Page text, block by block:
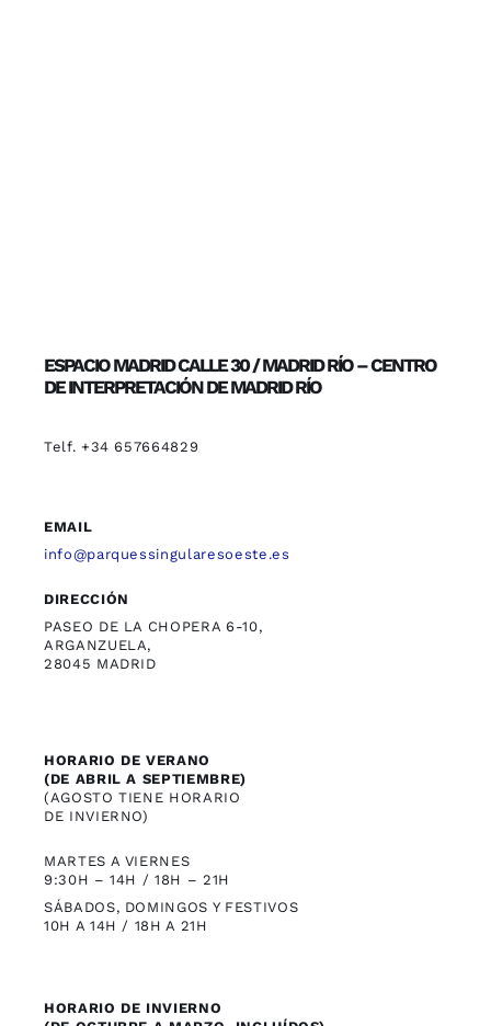
ESPACIO MADRID CALLE 30 / MADRID RÍO – CENTRO
DE INTERPRETACIÓN DE MADRID RÍO
Telf. +34 657664829
EMAIL
info@parquessingularesoeste.es
DIRECCIÓN
PASEO DE LA CHOPERA 6-10,
ARGANZUELA,
28045 MADRID
HORARIO DE VERANO
(DE ABRIL A SEPTIEMBRE)
(AGOSTO TIENE HORARIO
DE INVIERNO)
MARTES A VIERNES
9:30H – 14H / 18H – 21H
SÁBADOS, DOMINGOS Y FESTIVOS
10H A 14H / 18H A 21H
HORARIO DE INVIERNO